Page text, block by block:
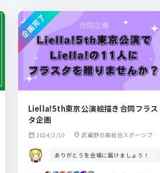
Liella!5th東京公演絵描き合同フラス
タ企画
calendar_month 2024/2/10 location_on 武蔵野の森総合スポーツプラ
ありがとうを会場に届けましょう！
企画完了